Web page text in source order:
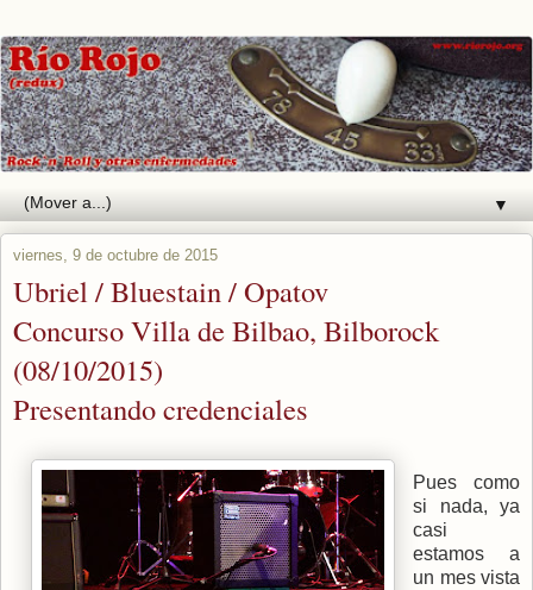
▼
viernes, 9 de octubre de 2015
Ubriel / Bluestain / Opatov
Concurso Villa de Bilbao, Bilborock
(08/10/2015)
Presentando credenciales
Pues como
si nada, ya
casi
estamos a
un mes vista